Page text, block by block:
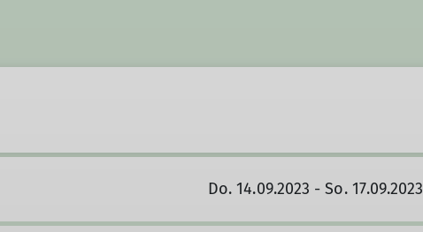
Do. 14.09.2023 - So. 17.09.2023